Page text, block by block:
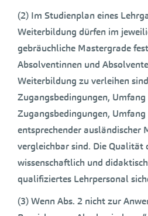
(2) Im Studienplan eines
Weiterbildung dürfen im
gebräuchliche Mastergrade
Absolventinnen und
Weiterbildung zu verleihen
Zugangsbedingungen,
Zugangsbedingungen,
entsprechender ausländischer
vergleichbar sind. Die Qualität
wissenschaftlich und
qualifiziertes Lehrpersonal
(3) Wenn Abs. 2 nicht zur